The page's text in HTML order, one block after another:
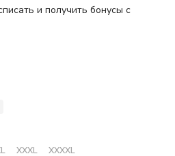
и получить бонусы с
XXXL
XXXXL